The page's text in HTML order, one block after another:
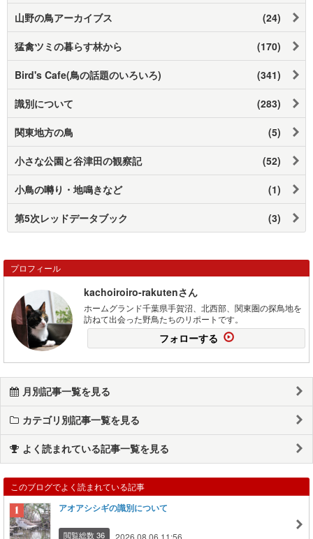
山野の鳥アーカイブス (24)
猛禽ツミの暮らす林から (170)
Bird's Cafe(鳥の話題のいろいろ) (341)
識別について (283)
関東地方の鳥 (5)
小さな公園と谷津田の観察記 (52)
小鳥の囀り・地鳴きなど (1)
第5次レッドデータブック (3)
プロフィール
kachoiroiro-rakutenさん
ホームグランド千葉県手賀沼、北西部、関東圏の探鳥地を
訪ねて出会った野鳥たちのリポートです。
フォローする
月別記事一覧を見る
カテゴリ別記事一覧を見る
よく読まれている記事一覧を見る
このブログでよく読まれている記事
アオアシシギの識別について
閲覧総数 36 2026.08.06 11:56